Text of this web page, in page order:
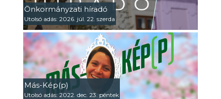
Önkormányzati híradó
Utolsó adás: 2026. júl. 22. szerda
Más-Kép(p)
Utolsó adás: 2022. dec. 23. péntek